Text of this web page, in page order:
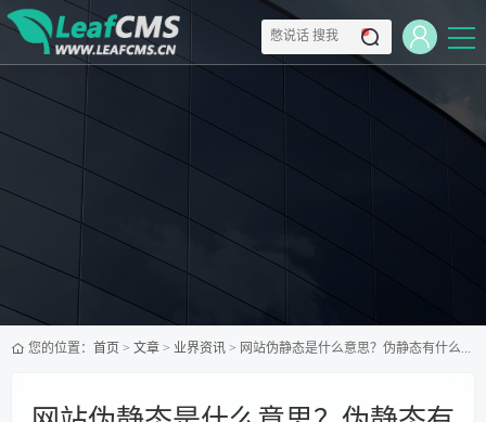
您的位置： 首页 > 文章 > 业界资讯 > 网站伪静态是什么意思？伪静态有什么好处？